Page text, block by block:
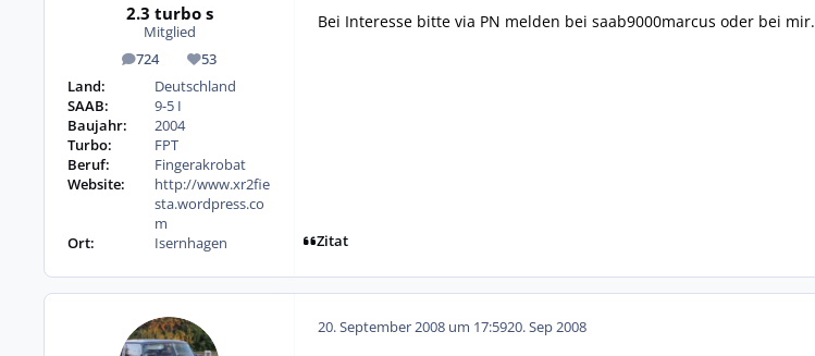
2.3 turbo s
Mitglied
724
Beiträge 53
Reputation
Land:
Deutschland
SAAB:
9-5 I
Baujahr:
2004
Turbo:
FPT
Beruf:
Fingerakrobat
Website:
http://www.xr2fie
sta.wordpress.co
m
Ort:
Isernhagen
Bei Interesse bitte via PN melden bei saab9000marcus oder bei mir.
Zitat
20. September 2008 um 17:5920. Sep 2008